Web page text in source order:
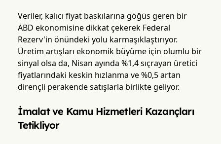
Veriler, kalıcı fiyat baskılarına göğüs geren bir
ABD ekonomisine dikkat çekerek Federal
Rezerv'in önündeki yolu karmaşıklaştırıyor.
Üretim artışları ekonomik büyüme için olumlu bir
sinyal olsa da, Nisan ayında %1,4 sıçrayan üretici
fiyatlarındaki keskin hızlanma ve %0,5 artan
dirençli perakende satışlarla birlikte geliyor.
İmalat ve Kamu Hizmetleri Kazançları
Tetikliyor